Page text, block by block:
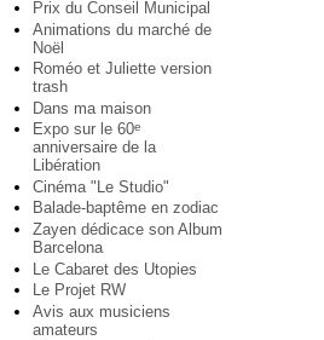
Prix du Conseil Municipal
Animations du marché de
Noël
Roméo et Juliette version
trash
Dans ma maison
Expo sur le 60e
anniversaire de la
Libération
Cinéma "Le Studio"
Balade-baptême en zodiac
Zayen dédicace son Album
Barcelona
Le Cabaret des Utopies
Le Projet RW
Avis aux musiciens
amateurs